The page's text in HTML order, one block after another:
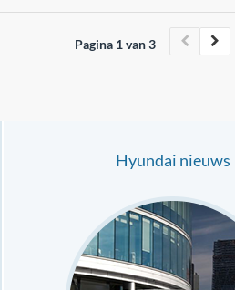
Pagina 1 van 3
Hyundai nieuws